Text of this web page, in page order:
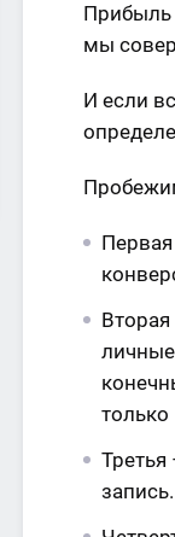
Прибыль
мы
И если
личные
Третья